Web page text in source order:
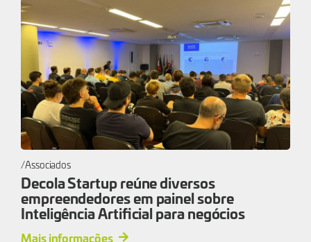
Associados
Decola Startup reúne diversos
empreendedores em painel sobre
Inteligência Artificial para negócios
Mais informações